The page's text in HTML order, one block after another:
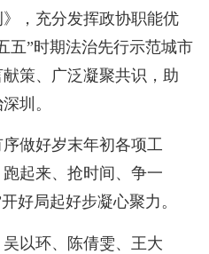
，充分发挥政协职能优
五”时期法治先行示范城市
策、广泛凝聚共识，助
圳。
做好岁末年初各项工
起来、抢时间、争一
好局起好步凝心聚力。
以环、陈倩雯、王大